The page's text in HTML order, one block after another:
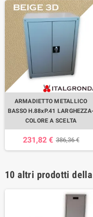
ARMADIETTO METALLICO
BASSO H.88xP.41 LARGHEZZA-
COLORE A SCELTA
231,82 € 386,36 €
10 altri prodotti